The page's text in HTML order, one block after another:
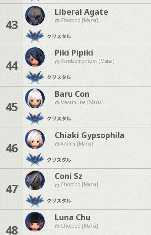
43
Liberal Agate
Chocobo [Mana]
クリスタル
44
Piki Pipiki
Pandaemonium [Mana]
クリスタル
45
Baru Con
Masamune [Mana]
クリスタル
46
Chiaki Gypsophila
Anima [Mana]
クリスタル
47
Coni Sz
Chocobo [Mana]
クリスタル
48
Luna Chu
Chocobo [Mana]